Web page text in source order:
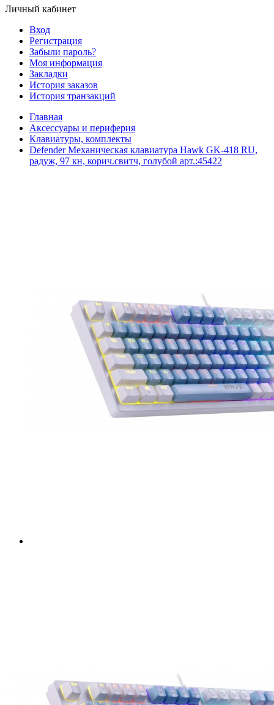
Личный кабинет
Вход
Регистрация
Забыли пароль?
Моя информация
Закладки
История заказов
История транзакций
Главная
Аксессуары и периферия
Клавиатуры, комплекты
Defender Механическая клавиатура Hawk GK-418 RU,
радуж, 97 кн, корич.свитч, голубой арт.:45422